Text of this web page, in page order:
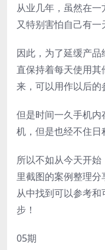
从业几年，虽然在
又特别害怕自己有一
因此，为了延缓产品
直保持着每天使用
来，可以用作以后的
但是时间一久手机
机，但是也经不住日
所以不如从今天开
里截图的案例整理分
从中找到可以参考
步！
05期